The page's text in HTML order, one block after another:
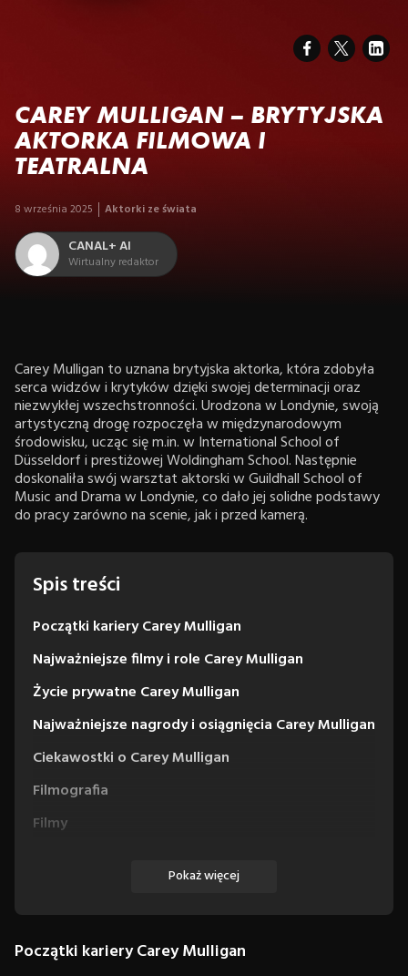
CAREY MULLIGAN – BRYTYJSKA
AKTORKA FILMOWA I
TEATRALNA
8 września 2025 Aktorki ze świata
CANAL+ AI
Wirtualny redaktor
Carey Mulligan to uznana brytyjska aktorka, która zdobyła
serca widzów i krytyków dzięki swojej determinacji oraz
niezwykłej wszechstronności. Urodzona w Londynie, swoją
artystyczną drogę rozpoczęła w międzynarodowym
środowisku, ucząc się m.in. w International School of
Düsseldorf i prestiżowej Woldingham School. Następnie
doskonaliła swój warsztat aktorski w Guildhall School of
Music and Drama w Londynie, co dało jej solidne podstawy
do pracy zarówno na scenie, jak i przed kamerą.
Spis treści
Początki kariery Carey Mulligan
Najważniejsze filmy i role Carey Mulligan
Życie prywatne Carey Mulligan
Najważniejsze nagrody i osiągnięcia Carey Mulligan
Ciekawostki o Carey Mulligan
Filmografia
Filmy
Pokaż więcej
Początki kariery Carey Mulligan